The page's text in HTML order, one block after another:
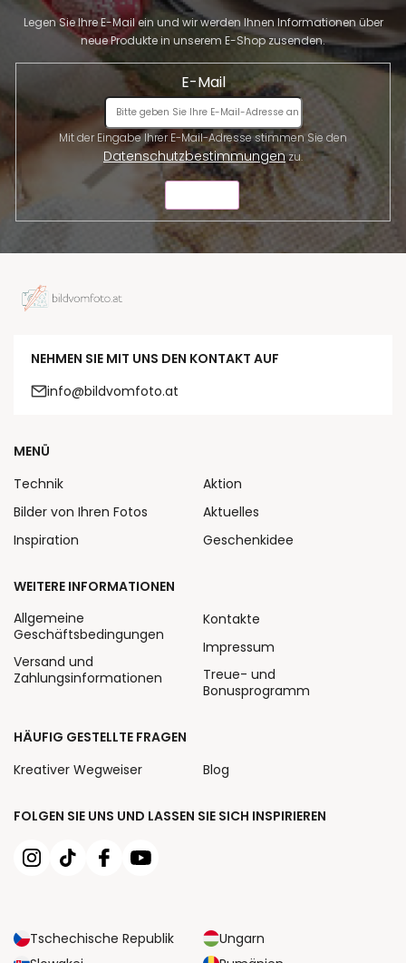
Legen Sie Ihre E-Mail ein und wir werden Ihnen Informationen über
neue Produkte in unserem E-Shop zusenden.
E-Mail
Datenschutzbestimmungenzu.
NEHMEN SIE MIT UNS DEN KONTAKT AUF
info@bildvomfoto.at
FOLGEN SIE UNS UND LASSEN SIE SICH INSPIRIEREN
Tschechische Republik
Ungarn
MENÜ
Technik
Bilder von Ihren Fotos
Inspiration
Aktion
Aktuelles
Geschenkidee
WEITERE INFORMATIONEN
Allgemeine
Geschäftsbedingungen
Versand und
Zahlungsinformationen
Kontakte
Impressum
Treue- und
Bonusprogramm
HÄUFIG GESTELLTE FRAGEN
Kreativer Wegweiser
Blog